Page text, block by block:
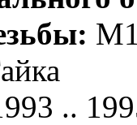
..